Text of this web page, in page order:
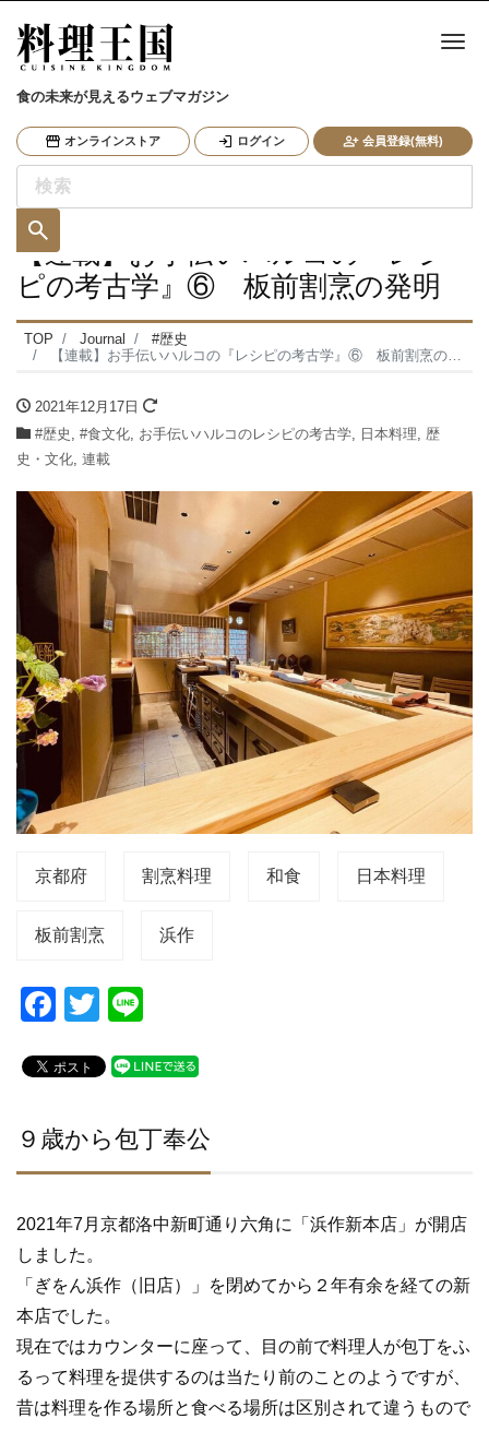
食の未来が見えるウェブマガジン
オンラインストア ログイン 会員登録(無料)
ナ
【連載】お手伝いハルコの『レシ
ピの考古学』⑥ 板前割烹の発明
TOP Journal
#歴史
【連載】お手伝いハルコの『レシピの考古学』⑥ 板前割烹の発明
2021年12月17日
#歴史 , #食文化, お手伝いハルコのレシピの考古学, 日本料理, 歴
史・文化, 連載
京都府 割烹料理 和食 日本料理
板前割烹 浜作
F
c
b
o
o
k
T
tt
e
９歳から包丁奉公
2021年7月京都洛中新町通り六角に「浜作新本店」が開店
しました。
「ぎをん浜作（旧店）」を閉めてから２年有余を経ての新
本店でした。
現在ではカウンターに座って、目の前で料理人が包丁をふ
るって料理を提供するのは当たり前のことのようですが、
昔は料理を作る場所と食べる場所は区別されて違うもので